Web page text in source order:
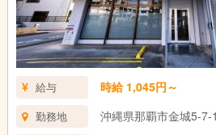
給与 時給 1,045円～
勤務地 沖縄県那覇市金城5-7-